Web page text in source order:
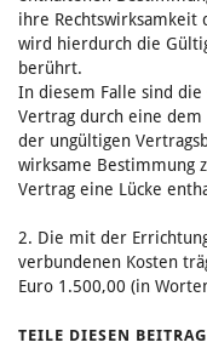
ihre Rechtswirksamkeit
wird hierdurch die
berührt.
In diesem Falle sind
Vertrag durch eine
der ungültigen
wirksame Bestimmung
Vertrag eine Lücke
2. Die mit der
verbundenen Kosten
Euro 1.500,00 (in
TEILE DIESEN BEITRAG